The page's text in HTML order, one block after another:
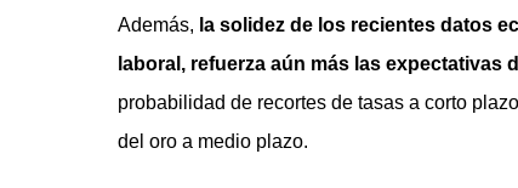
Además, la solidez de los recientes datos
laboral, refuerza aún más las expectativas
probabilidad de recortes de tasas a corto
del oro a medio plazo.